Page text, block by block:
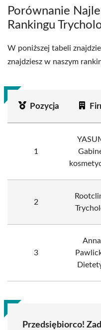
Porównanie
Rankingu
W poniższej tabeli
znajdziesz w naszym
Pozycja
1
2
3
Anna
Przedsiębiorco!